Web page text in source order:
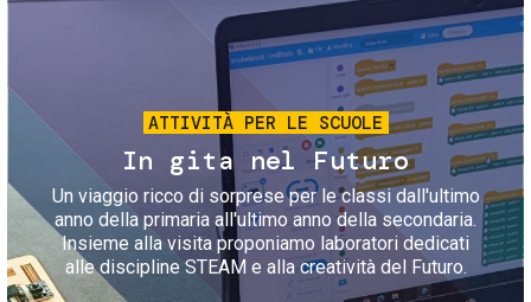
Immagine
ATTIVITÀ PER LE SCUOLE
In gita nel Futuro
Un viaggio ricco di sorprese per le classi dall'ultimo
anno della primaria all'ultimo anno della secondaria.
Insieme alla visita proponiamo laboratori dedicati
alle discipline STEAM e alla creatività del Futuro.